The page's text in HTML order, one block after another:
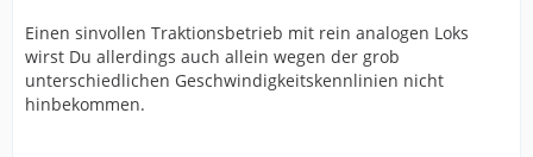
Einen sinvollen Traktionsbetrieb mit rein analogen Loks
wirst Du allerdings auch allein wegen der grob
unterschiedlichen Geschwindigkeitskennlinien nicht
hinbekommen.